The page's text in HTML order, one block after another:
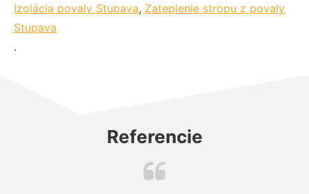
Izolácia povaly Stupava, Zateplenie stropu z povaly
Stupava
.
Referencie